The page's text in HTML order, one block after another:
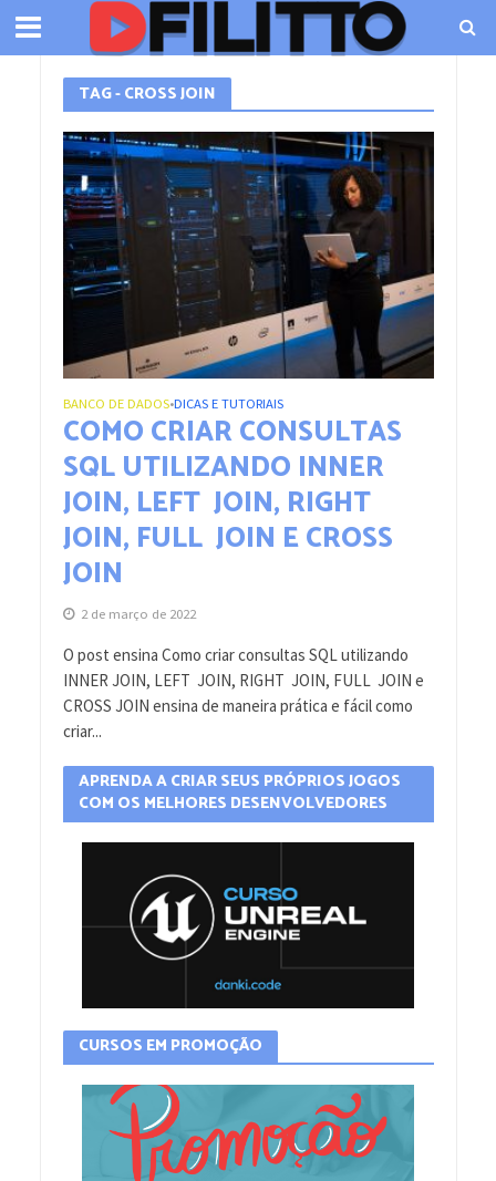
TAG - CROSS JOIN
BANCO DE DADOS•DICAS E TUTORIAIS
COMO CRIAR CONSULTAS
SQL UTILIZANDO INNER
JOIN, LEFT JOIN, RIGHT
JOIN, FULL JOIN E CROSS
JOIN
2 de março de 2022
O post ensina Como criar consultas SQL utilizando
INNER JOIN, LEFT JOIN, RIGHT JOIN, FULL JOIN e
CROSS JOIN ensina de maneira prática e fácil como
criar...
APRENDA A CRIAR SEUS PRÓPRIOS JOGOS
COM OS MELHORES DESENVOLVEDORES
CURSOS EM PROMOÇÃO